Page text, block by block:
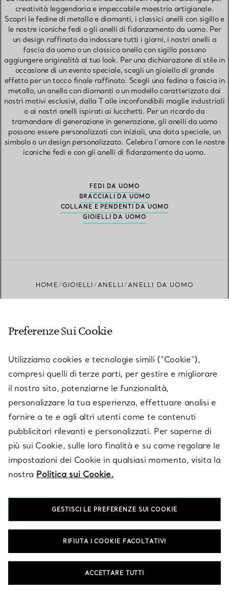
creatività leggendaria e impeccabile maestria artigianale.
Scopri le fedine di metallo e diamanti, i classici anelli con sigillo e
le nostre iconiche fedi o gli anelli di fidanzamento da uomo. Per
un design raffinato da indossare tutti i giorni, i nostri anelli a
fascia da uomo o un classico anello con sigillo possono
aggiungere originalità al tuo look. Per una dichiarazione di stile in
occasione di un evento speciale, scegli un gioiello di grande
effetto per un tocco finale raffinato. Scegli una fedina a fascia in
metallo, un anello con diamanti o un modello caratterizzato dai
nostri motivi esclusivi, dalla T alle inconfondibili maglie industriali
o ai nostri anelli ispirati ai lucchetti. Per un ricordo da
tramandare di generazione in generazione, gli anelli da uomo
possono essere personalizzati con iniziali, una data speciale, un
simbolo o un design personalizzato. Celebra l’amore con le nostre
iconiche fedi e con gli anelli di fidanzamento da uomo.
FEDI DA UOMO
BRACCIALI DA UOMO
COLLANE E PENDENTI DA UOMO
GIOIELLI DA UOMO
HOME GIOIELLI ANELLI ANELLI DA UOMO
Novità da Tiffany
SERVIZIO CLIENTI
Preferenze Sui Cookie
Utilizziamo cookies e tecnologie simili (“Cookie”),
compresi quelli di terze parti, per gestire e migliorare
il nostro sito, potenziarne le funzionalità,
personalizzare la tua esperienza, effettuare analisi e
fornire a te e agli altri utenti come te contenuti
pubblicitari rilevanti e personalizzati. Per saperne di
più sui Cookie, sulle loro finalità e su come regolare le
impostazioni dei Cookie in qualsiasi momento, visita la
nostra Politica sui Cookie.
GESTISCI LE PREFERENZE SUI COOKIE
RIFIUTA I COOKIE FACOLTATIVI
ACCETTARE TUTTI